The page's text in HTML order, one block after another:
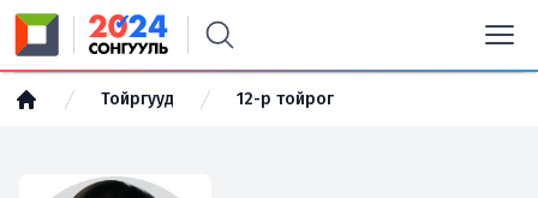
Тойргууд 12-р тойрог